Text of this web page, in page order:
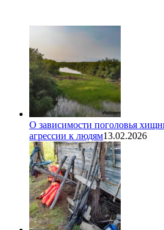
О зависимости поголовья
агрессии к людям13.02.2026